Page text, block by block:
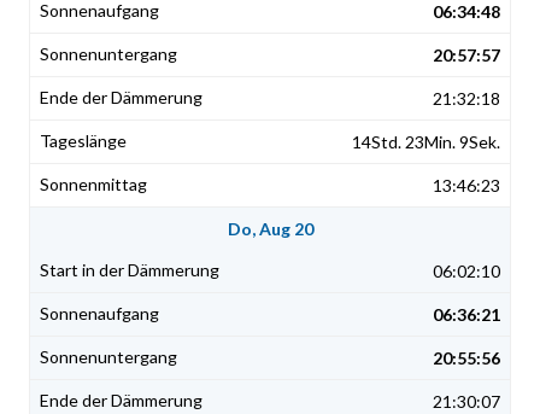
06:34:48
20:57:57
21:32:18
14Std. 23Min. 9Sek.
13:46:23
Do, Aug 20
06:02:10
06:36:21
20:55:56
21:30:07